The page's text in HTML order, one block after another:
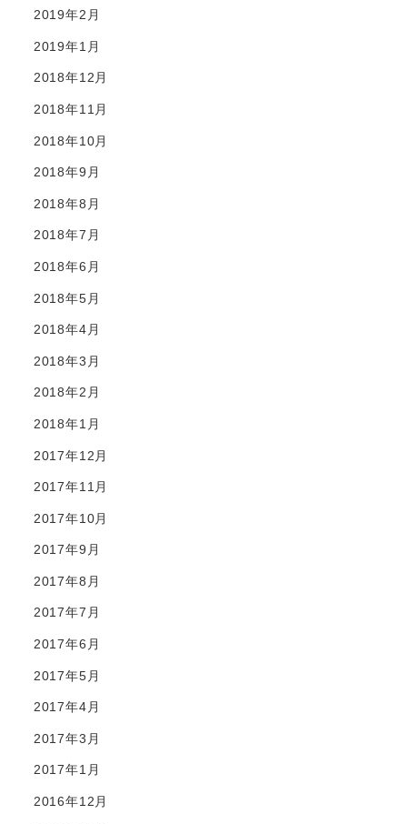
2019年2月
2019年1月
2018年12月
2018年11月
2018年10月
2018年9月
2018年8月
2018年7月
2018年6月
2018年5月
2018年4月
2018年3月
2018年2月
2018年1月
2017年12月
2017年11月
2017年10月
2017年9月
2017年8月
2017年7月
2017年6月
2017年5月
2017年4月
2017年3月
2017年1月
2016年12月